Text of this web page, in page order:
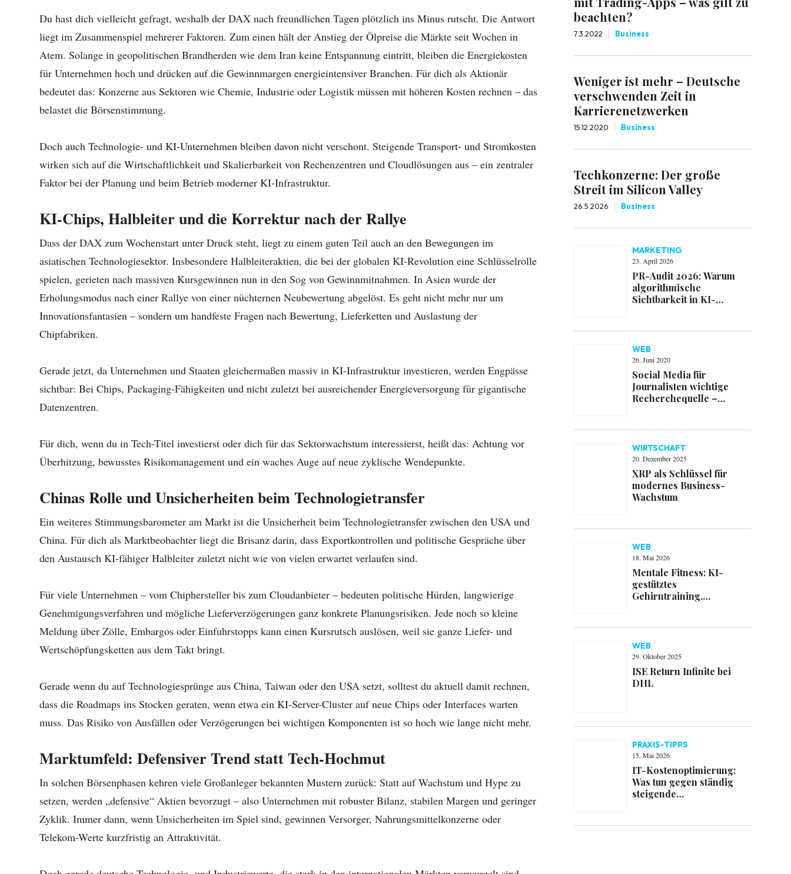
Du hast dich vielleicht gefragt, weshalb der DAX nach freundlichen Tagen plötzlich ins Minus rutscht. Die Antwort
liegt im Zusammenspiel mehrerer Faktoren. Zum einen hält der Anstieg der Ölpreise die Märkte seit Wochen in
Atem. Solange in geopolitischen Brandherden wie dem Iran keine Entspannung eintritt, bleiben die Energiekosten
für Unternehmen hoch und drücken auf die Gewinnmargen energieintensiver Branchen. Für dich als Aktionär
bedeutet das: Konzerne aus Sektoren wie Chemie, Industrie oder Logistik müssen mit höheren Kosten rechnen – das
belastet die Börsenstimmung.
Doch auch Technologie- und KI-Unternehmen bleiben davon nicht verschont. Steigende Transport- und Stromkosten
wirken sich auf die Wirtschaftlichkeit und Skalierbarkeit von Rechenzentren und Cloudlösungen aus – ein zentraler
Faktor bei der Planung und beim Betrieb moderner KI-Infrastruktur.
KI-Chips, Halbleiter und die Korrektur nach der Rallye
Dass der DAX zum Wochenstart unter Druck steht, liegt zu einem guten Teil auch an den Bewegungen im
asiatischen Technologiesektor. Insbesondere Halbleiteraktien, die bei der globalen KI-Revolution eine Schlüsselrolle
spielen, gerieten nach massiven Kursgewinnen nun in den Sog von Gewinnmitnahmen. In Asien wurde der
Erholungsmodus nach einer Rallye von einer nüchternen Neubewertung abgelöst. Es geht nicht mehr nur um
Innovationsfantasien – sondern um handfeste Fragen nach Bewertung, Lieferketten und Auslastung der
Chipfabriken.
Gerade jetzt, da Unternehmen und Staaten gleichermaßen massiv in KI-Infrastruktur investieren, werden Engpässe
sichtbar: Bei Chips, Packaging-Fähigkeiten und nicht zuletzt bei ausreichender Energieversorgung für gigantische
Datenzentren.
Für dich, wenn du in Tech-Titel investierst oder dich für das Sektorwachstum interessierst, heißt das: Achtung vor
Überhitzung, bewusstes Risikomanagement und ein waches Auge auf neue zyklische Wendepunkte.
Chinas Rolle und Unsicherheiten beim Technologietransfer
Ein weiteres Stimmungsbarometer am Markt ist die Unsicherheit beim Technologietransfer zwischen den USA und
China. Für dich als Marktbeobachter liegt die Brisanz darin, dass Exportkontrollen und politische Gespräche über
den Austausch KI-fähiger Halbleiter zuletzt nicht wie von vielen erwartet verlaufen sind.
Für viele Unternehmen – vom Chiphersteller bis zum Cloudanbieter – bedeuten politische Hürden, langwierige
Genehmigungsverfahren und mögliche Lieferverzögerungen ganz konkrete Planungsrisiken. Jede noch so kleine
Meldung über Zölle, Embargos oder Einfuhrstopps kann einen Kursrutsch auslösen, weil sie ganze Liefer- und
Wertschöpfungsketten aus dem Takt bringt.
Gerade wenn du auf Technologiesprünge aus China, Taiwan oder den USA setzt, solltest du aktuell damit rechnen,
dass die Roadmaps ins Stocken geraten, wenn etwa ein KI-Server-Cluster auf neue Chips oder Interfaces warten
muss. Das Risiko von Ausfällen oder Verzögerungen bei wichtigen Komponenten ist so hoch wie lange nicht mehr.
Marktumfeld: Defensiver Trend statt Tech-Hochmut
In solchen Börsenphasen kehren viele Großanleger bekannten Mustern zurück: Statt auf Wachstum und Hype zu
setzen, werden „defensive“ Aktien bevorzugt – also Unternehmen mit robuster Bilanz, stabilen Margen und geringer
Zyklik. Immer dann, wenn Unsicherheiten im Spiel sind, gewinnen Versorger, Nahrungsmittelkonzerne oder
Telekom-Werte kurzfristig an Attraktivität.
beachten?
7.3.2022 Business
Weniger ist mehr – Deutsche
verschwenden Zeit in
Karrierenetzwerken
15.12.2020 Business
Techkonzerne: Der große
Streit im Silicon Valley
26.5.2026 Business
MARKETING
23. April 2026
PR-Audit 2026: Warum
algorithmische
Sichtbarkeit in KI-
WEB
26. Juni 2020
Social Media für
Journalisten wichtige
Recherchequelle –
WIRTSCHAFT
20. Dezember 2025
XRP als Schlüssel für
modernes Business-
Wachstum
WEB
18. Mai 2026
Mentale Fitness: KI-
gestütztes
Gehirntraining,
WEB
29. Oktober 2025
ISE Return Infinite bei
DHL
PRAXIS-TIPPS
15. Mai 2026
IT-Kostenoptimierung:
Was tun gegen ständig
steigende